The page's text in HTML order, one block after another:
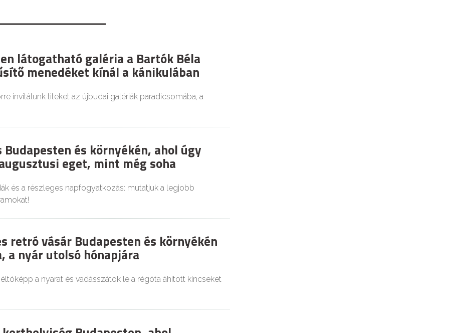
látogatható galéria a Bartók Béla
menedéket kínál a kánikulában
invitálunk titeket az újbudai galériák paradicsomába, a
és környékén, ahol úgy
eget, mint még soha
és a részleges napfogyatkozás: mutatjuk a legjobb
retró vásár Budapesten és környékén
a nyár utolsó hónapjára
a nyarat és vadásszátok le a régóta áhított kincseket